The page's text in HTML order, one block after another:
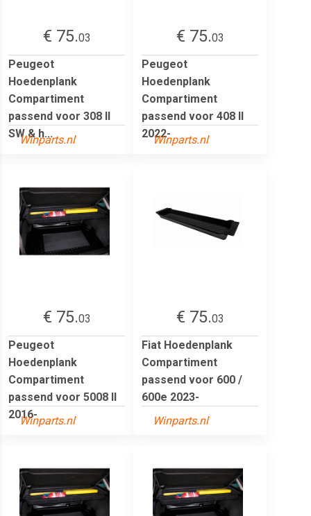
€ 75.03
Peugeot
Hoedenplank
Compartiment
passend voor 308 II
SW & h...
Winparts.nl
€ 75.03
Peugeot
Hoedenplank
Compartiment
passend voor 408 II
2022-
Winparts.nl
€ 75.03
Peugeot
Hoedenplank
Compartiment
passend voor 5008 II
2016-
Winparts.nl
€ 75.03
Fiat Hoedenplank
Compartiment
passend voor 600 /
600e 2023-
Winparts.nl